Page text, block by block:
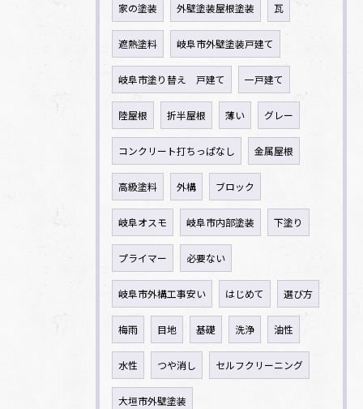
家の塗装 外壁塗装屋根塗装 瓦
遮熱塗料 岐阜市外壁塗装戸建て
岐阜市塗り替え 戸建て 一戸建て
陸屋根 折半屋根 薄い グレー
コンクリート打ちっぱなし 金属屋根
高級塗料 外構 ブロック
岐阜オスモ 岐阜市内部塗装 下塗り
プライマー 必要ない
岐阜市外構工事安い はじめて 選び方
梅雨 目地 基礎 洗浄 油性
水性 つや消し セルフクリーニング
大垣市外壁塗装